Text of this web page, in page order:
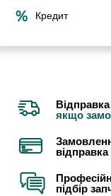
Кредит
якщо
підбір